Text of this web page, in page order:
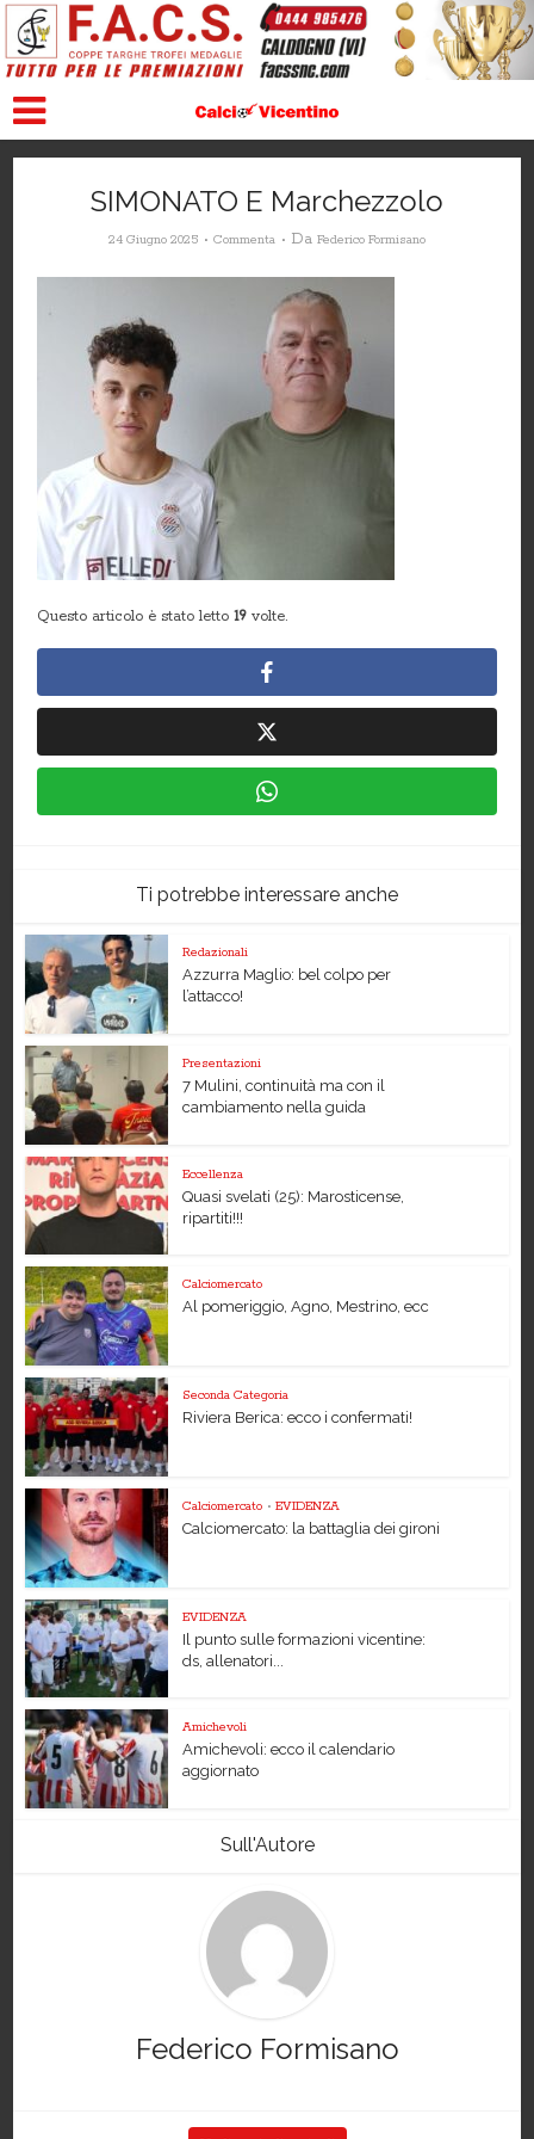
SIMONATO E Marchezzolo
24 Giugno 2025 Commenta Da Federico Formisano
Questo articolo è stato letto19 volte.
Ti potrebbe interessare anche
Redazionali
Azzurra Maglio: bel colpo per
l’attacco!
Presentazioni
7 Mulini, continuità ma con il
cambiamento nella guida
Eccellenza
Quasi svelati (25): Marosticense,
ripartiti!!!
Calciomercato
Al pomeriggio, Agno, Mestrino, ecc
Seconda Categoria
Riviera Berica: ecco i confermati!
Calciomercato • EVIDENZA
Calciomercato: la battaglia dei gironi
EVIDENZA
Il punto sulle formazioni vicentine:
ds, allenatori...
Amichevoli
Amichevoli: ecco il calendario
aggiornato
Sull'Autore
Federico Formisano